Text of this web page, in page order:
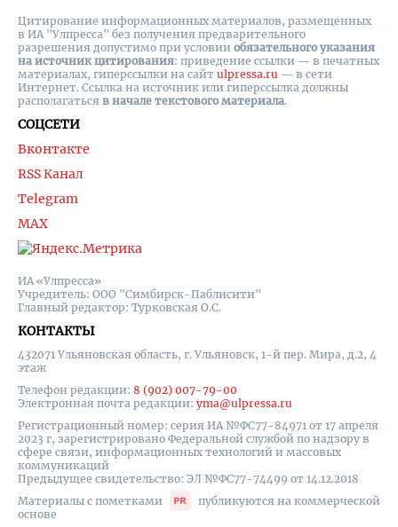
ИА «Улпресса»
Учредитель: ООО "Симбирск-Паблисити"
Главный редактор: Турковская О.С.
КОНТАКТЫ
432071 Ульяновская область, г. Ульяновск, 1-й пер. Мира, д.2, 4
этаж
Телефон редакции: 8 (902) 007-79-00
Электронная почта редакции: yma@ulpressa.ru
Регистрационный номер: серия ИА №ФС77-84971 от 17 апреля
2023 г, зарегистрировано Федеральной службой по надзору в
сфере связи, информационных технологий и массовых
коммуникаций
Предыдущее свидетельство: ЭЛ №ФС77-74499 от 14.12.2018
Материалы с пометками
публикуются на коммерческой
основе
СОЦСЕТИ
Вконтакте
RSS Канал
Telegram
MAX
Цитирование информационных материалов, размещенных
в ИА "Улпресса" без получения предварительного
разрешения допустимо при условии обязательного указания
на источник цитирования: приведение ссылки — в печатных
материалах, гиперссылки на cайт ulpressa.ru — в сети
Интернет. Ссылка на источник или гиперссылка должны
располагаться в начале текстового материала.